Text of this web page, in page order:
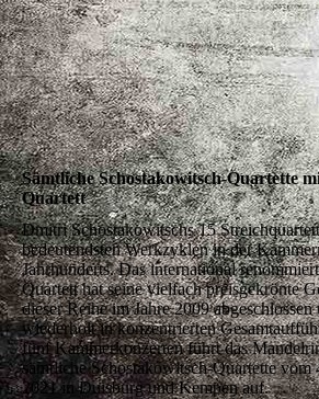
Sämtliche Schostakowitsch-Quartette
Quartett
Dmitri Schostakowitschs 15
bedeutendsten Werkzyklen in der
Jahrhunderts. Das international
Quartett hat seine vielfach preisgekrönte
dieser Reihe im Jahre 2009 abgeschlossen
wiederholt in konzentrierten
fünf Kammerkonzerten führt das
sämtliche Schostakowitsch-Quartette vom
2021 in Duisburg und Kempen auf.